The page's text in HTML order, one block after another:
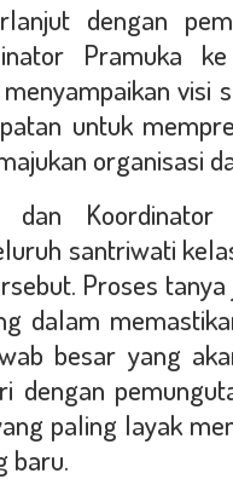
dengan
Pramuka
visi
untuk
organisasi
dan
santriwati
Proses
dalam
besar yang
dengan
paling layak
baru.